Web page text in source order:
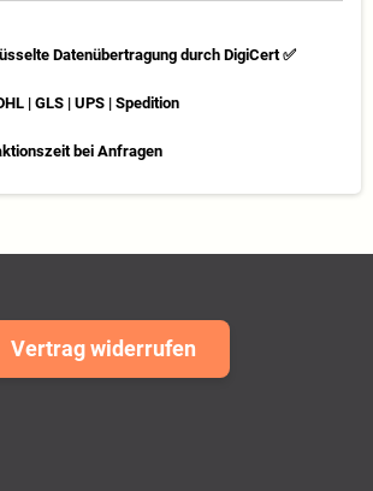
Datenübertragung durch DigiCert ✅
| GLS | UPS | Spedition
bei Anfragen
Vertrag widerrufen